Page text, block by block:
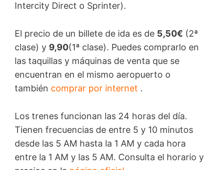
Intercity Direct o Sprinter).
El precio de un billete de ida es de 5,50€ (2ª
clase) y 9,90(1ª clase). Puedes comprarlo en
las taquillas y máquinas de venta que se
encuentran en el mismo aeropuerto o
también comprar por internet .
Los trenes funcionan las 24 horas del día.
Tienen frecuencias de entre 5 y 10 minutos
desde las 5 AM hasta la 1 AM y cada hora
entre la 1 AM y las 5 AM. Consulta el horario y